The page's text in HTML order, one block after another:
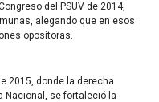
del PSUV de 2014,
alegando que en esos
opositoras.
2015, donde la derecha
Nacional, se fortaleció la